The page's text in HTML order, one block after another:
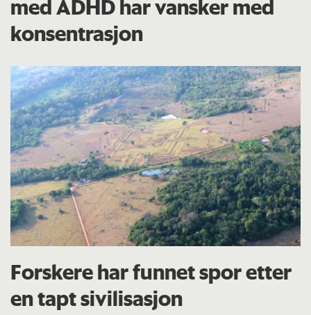
med ADHD har vansker med
konsentrasjon
Forskere har funnet spor etter
en tapt sivilisasjon